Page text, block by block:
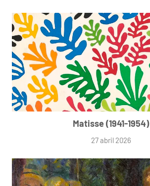
Matisse (1941-1954)
27 abril 2026